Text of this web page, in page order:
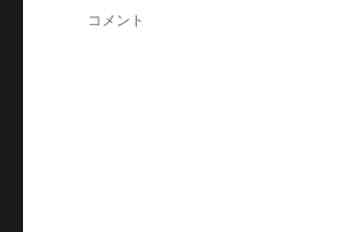
リ
FX
コメント